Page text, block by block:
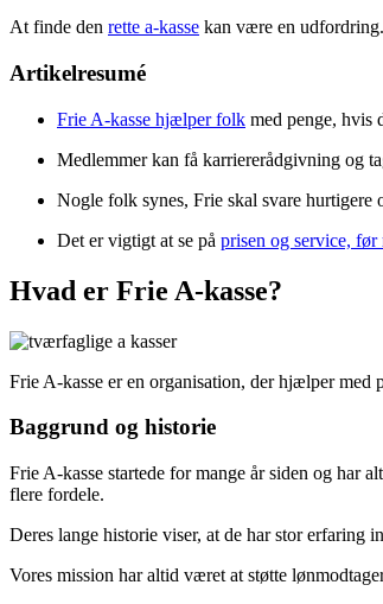
At finde den rette a-kasse kan være en udfordring.
Artikelresumé
Frie A-kasse hjælper folk med penge, hvis
Medlemmer kan få karriererådgivning og
Nogle folk synes, Frie skal svare hurtigere
Det er vigtigt at se på prisen og service,
Hvad er Frie A-kasse?
Frie A-kasse er en organisation, der hjælper med
Baggrund og historie
Frie A-kasse startede for mange år siden og har
flere fordele.
Deres lange historie viser, at de har stor erfaring
Vores mission har altid været at støtte